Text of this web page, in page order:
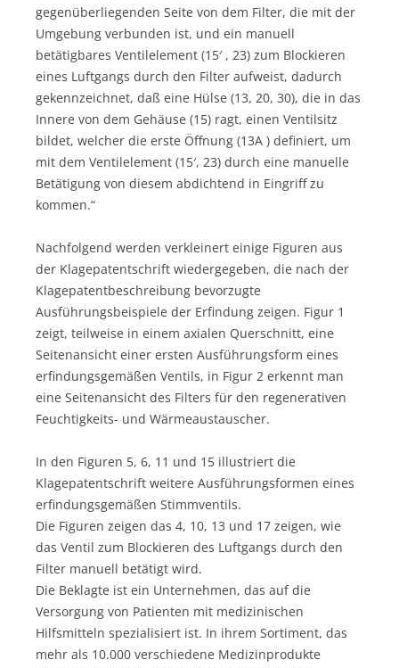
gegenüberliegenden Seite von dem Filter, die mit der
Umgebung verbunden ist, und ein manuell
betätigbares Ventilelement (15′ , 23) zum Blockieren
eines Luftgangs durch den Filter aufweist, dadurch
gekennzeichnet, daß eine Hülse (13, 20, 30), die in das
Innere von dem Gehäuse (15) ragt, einen Ventilsitz
bildet, welcher die erste Öffnung (13A ) definiert, um
mit dem Ventilelement (15′, 23) durch eine manuelle
Betätigung von diesem abdichtend in Eingriff zu
kommen.“
Nachfolgend werden verkleinert einige Figuren aus
der Klagepatentschrift wiedergegeben, die nach der
Klagepatentbeschreibung bevorzugte
Ausführungsbeispiele der Erfindung zeigen. Figur 1
zeigt, teilweise in einem axialen Querschnitt, eine
Seitenansicht einer ersten Ausführungsform eines
erfindungsgemäßen Ventils, in Figur 2 erkennt man
eine Seitenansicht des Filters für den regenerativen
Feuchtigkeits- und Wärmeaustauscher.
In den Figuren 5, 6, 11 und 15 illustriert die
Klagepatentschrift weitere Ausführungsformen eines
erfindungsgemäßen Stimmventils.
Die Figuren zeigen das 4, 10, 13 und 17 zeigen, wie
das Ventil zum Blockieren des Luftgangs durch den
Filter manuell betätigt wird.
Die Beklagte ist ein Unternehmen, das auf die
Versorgung von Patienten mit medizinischen
Hilfsmitteln spezialisiert ist. In ihrem Sortiment, das
mehr als 10.000 verschiedene Medizinprodukte